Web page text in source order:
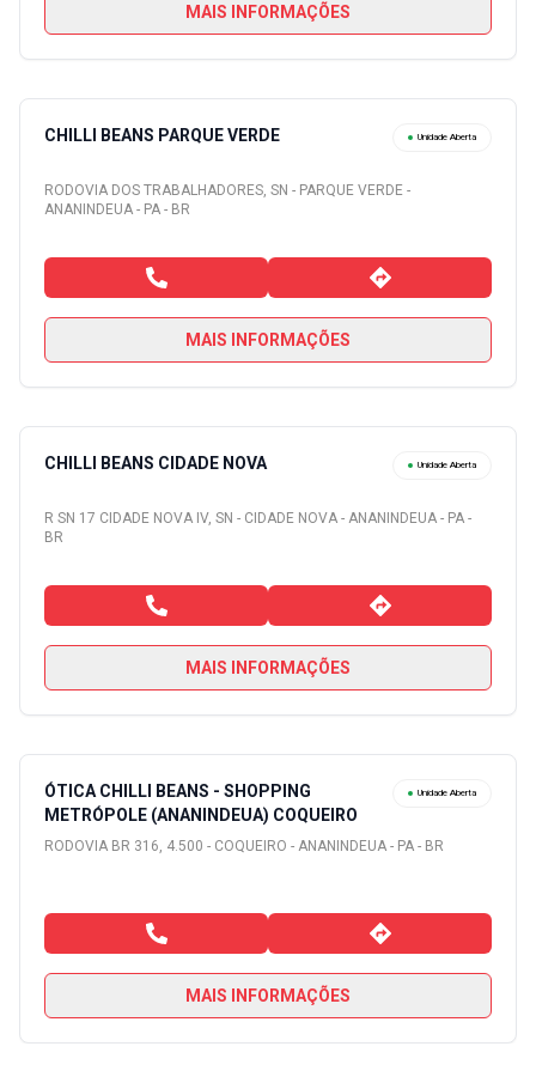
MAIS INFORMAÇÕES
CHILLI BEANS PARQUE VERDE Unidade Aberta
RODOVIA DOS TRABALHADORES, SN - PARQUE VERDE -
ANANINDEUA - PA - BR
MAIS INFORMAÇÕES
CHILLI BEANS CIDADE NOVA Unidade Aberta
R SN 17 CIDADE NOVA IV, SN - CIDADE NOVA - ANANINDEUA - PA -
BR
MAIS INFORMAÇÕES
ÓTICA CHILLI BEANS - SHOPPING
METRÓPOLE (ANANINDEUA) COQUEIRO
Unidade Aberta
RODOVIA BR 316, 4.500 - COQUEIRO - ANANINDEUA - PA - BR
MAIS INFORMAÇÕES